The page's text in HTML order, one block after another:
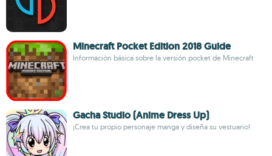
Minecraft Pocket Edition 2018 Guide
Información básica sobre la versión pocket de Minecraft
Gacha Studio (Anime Dress Up)
¡Crea tu propio personaje manga y diseña su vestuario!